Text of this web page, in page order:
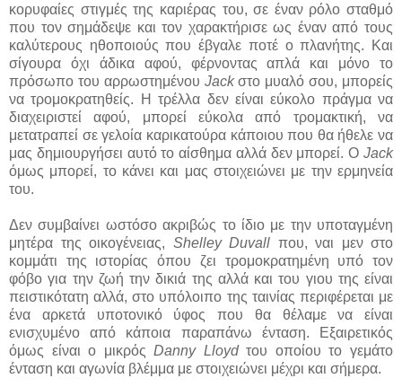
κορυφαίες στιγμές της καριέρας του, σε έναν ρόλο σταθμό
που τον σημάδεψε και τον χαρακτήρισε ως έναν από τους
καλύτερους ηθοποιούς που έβγαλε ποτέ ο πλανήτης. Και
σίγουρα όχι άδικα αφού, φέρνοντας απλά και μόνο το
πρόσωπο του αρρωστημένου Jackστο μυαλό σου, μπορείς
να τρομοκρατηθείς. Η τρέλλα δεν είναι εύκολο πράγμα να
διαχειριστεί αφού, μπορεί εύκολα από τρομακτική, να
μετατραπεί σε γελοία καρικατούρα κάποιου που θα ήθελε να
μας δημιουργήσει αυτό το αίσθημα αλλά δεν μπορεί. Ο Jack
όμως μπορεί, το κάνει και μας στοιχειώνει με την ερμηνεία
του.
Δεν συμβαίνει ωστόσο ακριβώς το ίδιο με την υποταγμένη
μητέρα της οικογένειας, Shelley Duvall που, ναι μεν στο
κομμάτι της ιστορίας όπου ζει τρομοκρατημένη υπό τον
φόβο για την ζωή την δικιά της αλλά και του γιου της είναι
πειστικότατη αλλά, στο υπόλοιπο της ταινίας περιφέρεται με
ένα αρκετά υποτονικό ύφος που θα θέλαμε να είναι
ενισχυμένο από κάποια παραπάνω ένταση. Εξαιρετικός
όμως είναι ο μικρόςDanny Lloydτου οποίου το γεμάτο
ένταση και αγωνία βλέμμα με στοιχειώνει μέχρι και σήμερα.